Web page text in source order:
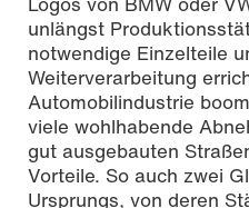
unlängst
notwendige Einzelteile
Weiterverarbeitung
Automobilindustrie
viele wohlhabende
gut ausgebauten
Vorteile. So auch zwei
Ursprungs, von deren